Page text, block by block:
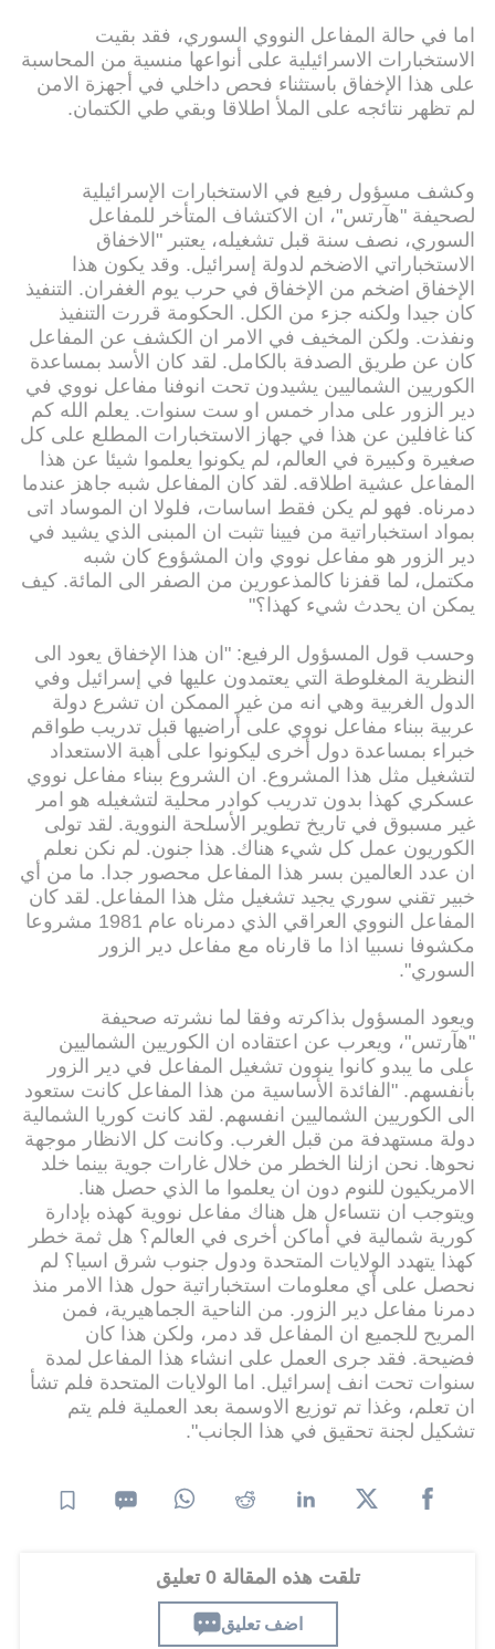
اما في حالة المفاعل النووي السوري، فقد بقيت
الاستخبارات الاسرائيلية على أنواعها منسية من المحاسبة
على هذا الإخفاق باستثناء فحص داخلي في أجهزة الامن
لم تظهر نتائجه على الملأ اطلاقا وبقي طي الكتمان.
وكشف مسؤول رفيع في الاستخبارات الإسرائيلية
لصحيفة "هآرتس"، ان الاكتشاف المتأخر للمفاعل
السوري، نصف سنة قبل تشغيله، يعتبر "الاخفاق
الاستخباراتي الاضخم لدولة إسرائيل. وقد يكون هذا
الإخفاق اضخم من الإخفاق في حرب يوم الغفران. التنفيذ
كان جيدا ولكنه جزء من الكل. الحكومة قررت التنفيذ
ونفذت. ولكن المخيف في الامر ان الكشف عن المفاعل
كان عن طريق الصدفة بالكامل. لقد كان الأسد بمساعدة
الكوريين الشماليين يشيدون تحت انوفنا مفاعل نووي في
دير الزور على مدار خمس او ست سنوات. يعلم الله كم
كنا غافلين عن هذا في جهاز الاستخبارات المطلع على كل
صغيرة وكبيرة في العالم، لم يكونوا يعلموا شيئا عن هذا
المفاعل عشية اطلاقه. لقد كان المفاعل شبه جاهز عندما
دمرناه. فهو لم يكن فقط اساسات، فلولا ان الموساد اتى
بمواد استخباراتية من فيينا تثبت ان المبنى الذي يشيد في
دير الزور هو مفاعل نووي وان المشؤوع كان شبه
مكتمل، لما قفزنا كالمذعورين من الصفر الى المائة. كيف
يمكن ان يحدث شيء كهذا؟"
وحسب قول المسؤول الرفيع: "ان هذا الإخفاق يعود الى
النظرية المغلوطة التي يعتمدون عليها في إسرائيل وفي
الدول الغربية وهي انه من غير الممكن ان تشرع دولة
عربية ببناء مفاعل نووي على أراضيها قبل تدريب طواقم
خبراء بمساعدة دول أخرى ليكونوا على أهبة الاستعداد
لتشغيل مثل هذا المشروع. ان الشروع ببناء مفاعل نووي
عسكري كهذا بدون تدريب كوادر محلية لتشغيله هو امر
غير مسبوق في تاريخ تطوير الأسلحة النووية. لقد تولى
الكوريون عمل كل شيء هناك. هذا جنون. لم نكن نعلم
ان عدد العالمين بسر هذا المفاعل محصور جدا. ما من أي
خبير تقني سوري يجيد تشغيل مثل هذا المفاعل. لقد كان
المفاعل النووي العراقي الذي دمرناه عام 1981 مشروعا
مكشوفا نسبيا اذا ما قارناه مع مفاعل دير الزور
السوري".
ويعود المسؤول بذاكرته وفقا لما نشرته صحيفة
"هآرتس"، ويعرب عن اعتقاده ان الكوريين الشماليين
على ما يبدو كانوا ينوون تشغيل المفاعل في دير الزور
بأنفسهم. "الفائدة الأساسية من هذا المفاعل كانت ستعود
الى الكوريين الشماليين انفسهم. لقد كانت كوريا الشمالية
دولة مستهدفة من قبل الغرب. وكانت كل الانظار موجهة
نحوها. نحن ازلنا الخطر من خلال غارات جوية بينما خلد
الامريكيون للنوم دون ان يعلموا ما الذي حصل هنا.
ويتوجب ان نتساءل هل هناك مفاعل نووية كهذه بإدارة
كورية شمالية في أماكن أخرى في العالم؟ هل ثمة خطر
كهذا يتهدد الولايات المتحدة ودول جنوب شرق اسيا؟ لم
نحصل على أي معلومات استخباراتية حول هذا الامر منذ
دمرنا مفاعل دير الزور. من الناحية الجماهيرية، فمن
المريح للجميع ان المفاعل قد دمر، ولكن هذا كان
فضيحة. فقد جرى العمل على انشاء هذا المفاعل لمدة
سنوات تحت انف إسرائيل. اما الولايات المتحدة فلم تشأ
ان تعلم، وغذا تم توزيع الاوسمة بعد العملية فلم يتم
تشكيل لجنة تحقيق في هذا الجانب".
تلقت هذه المقالة 0 تعليق
اضف تعليق